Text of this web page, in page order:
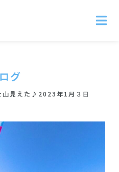
グ
山見えた♪2023年1月３日